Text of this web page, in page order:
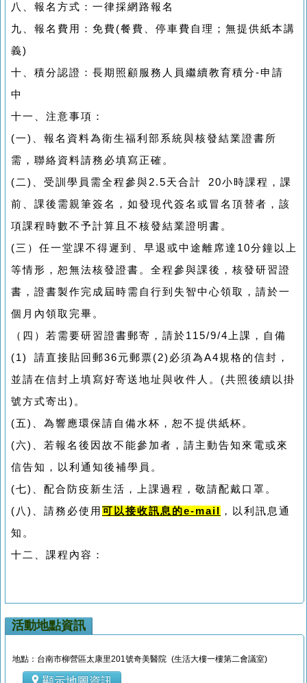
八、報名方式：一律採網路報名
九、報名費用：免費(餐費、停車費自理；無提供紙本講
義)
十、積分認證：長期照顧服務人員繼續教育積分-申請
中
十一、注意事項：
(一)、報名資料為衛生福利部系統與核發結業證書所
需，聯絡資料請務必填寫正確。
(二)、受訓學員需全程參與2.5天合計 20小時課程，課
前、課後需親筆簽名，如發現代簽名或冒名頂替者，該
項課程時數不予計算且不核發結業證明書。
(三）任一堂課不得遲到、早退或中途離席達10分鐘以上
等情形，恕無法核發證書。全程參與課後，核發研習證
書，證書製作完成屆時需自行到失智中心領取，請於一
個月內領取完畢。
（四）若需要研習證書郵寄，請於115/9/4上課，自備
(1) 請直接貼回郵36元郵票(2)必須為A4規格的信封，
並請在信封上填寫好寄送地址與收件人。(共照後續以掛
號方式寄出)。
(五)、為響應環保請自備水杯，恕不提供紙杯。
(六)、若報名後因故不能參加者，請主動告知來電或來
信告知，以利通知後補學員。
(七)、配合防疫新生活，上課過程，敬請配戴口罩。
(八)、請務必使用可以接收訊息的e-mail ，以利訊息通
知。
十二、課程內容：
活動地點資訊
地點：台南市柳營區太康里201號奇美醫院 (生活大樓一樓第二會議室)